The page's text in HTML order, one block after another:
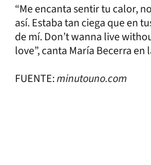
“Me encanta sentir tu calor,
así. Estaba tan ciega que en
de mí. Don’t wanna live
love”, canta María Becerra
FUENTE:minutouno.com